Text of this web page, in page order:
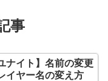
事
ナイト】名前の変更
イヤー名の変え方